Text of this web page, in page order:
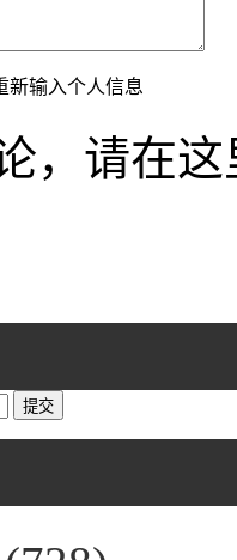
新输入个人信息
，请在这